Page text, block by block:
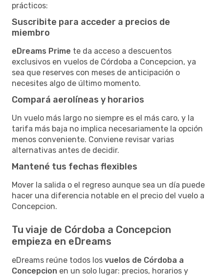
prácticos:
Suscribite para acceder a precios de
miembro
eDreams Prime te da acceso a descuentos
exclusivos en vuelos de Córdoba a Concepcion, ya
sea que reserves con meses de anticipación o
necesites algo de último momento.
Compará aerolíneas y horarios
Un vuelo más largo no siempre es el más caro, y la
tarifa más baja no implica necesariamente la opción
menos conveniente. Conviene revisar varias
alternativas antes de decidir.
Mantené tus fechas flexibles
Mover la salida o el regreso aunque sea un día puede
hacer una diferencia notable en el precio del vuelo a
Concepcion.
Tu viaje de Córdoba a Concepcion
empieza en eDreams
eDreams reúne todos los vuelos de Córdoba a
Concepcion en un solo lugar: precios, horarios y